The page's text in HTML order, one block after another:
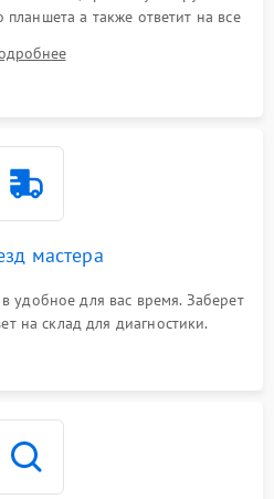
а также ответит на все
мастера
удобное для вас время. Заберет
на склад для диагностики.